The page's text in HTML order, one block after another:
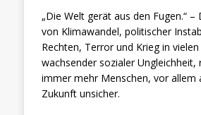
„Die Welt gerät aus den Fugen.“
von Klimawandel, politischer
Rechten, Terror und Krieg in
wachsender sozialer
immer mehr Menschen, vor allem
Zukunft unsicher.